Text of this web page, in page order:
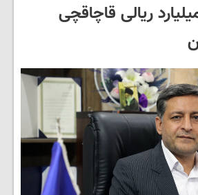
۱۲ میلیارد ریالی قاچاقچی